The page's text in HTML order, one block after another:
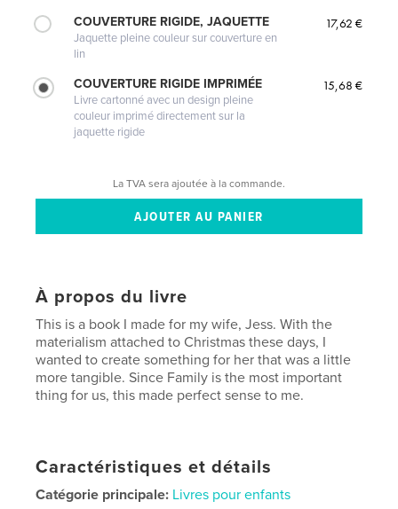
COUVERTURE RIGIDE, JAQUETTE
Jaquette pleine couleur sur couverture en
lin
17,62 €
COUVERTURE RIGIDE IMPRIMÉE
Livre cartonné avec un design pleine
couleur imprimé directement sur la
jaquette rigide
15,68 €
La TVA sera ajoutée à la commande.
À propos du livre
This is a book I made for my wife, Jess. With the
materialism attached to Christmas these days, I
wanted to create something for her that was a little
more tangible. Since Family is the most important
thing for us, this made perfect sense to me.
Caractéristiques et détails
Catégorie principale: Livres pour enfants